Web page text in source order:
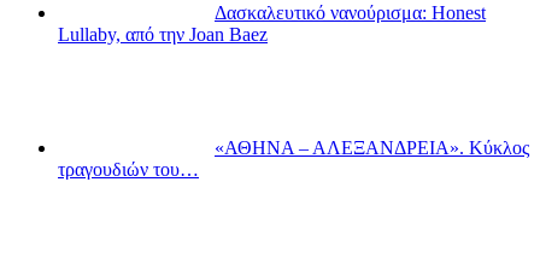
Δασκαλευτικό νανούρισμα: Honest
Lullaby, από την Joan Baez
«ΑΘΗΝΑ – ΑΛΕΞΑΝΔΡΕΙΑ». Κύκλος
τραγουδιών του…